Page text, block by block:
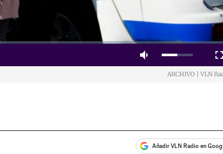
Mute
ARCHIVO | VLN
Añadir VLN Radio en